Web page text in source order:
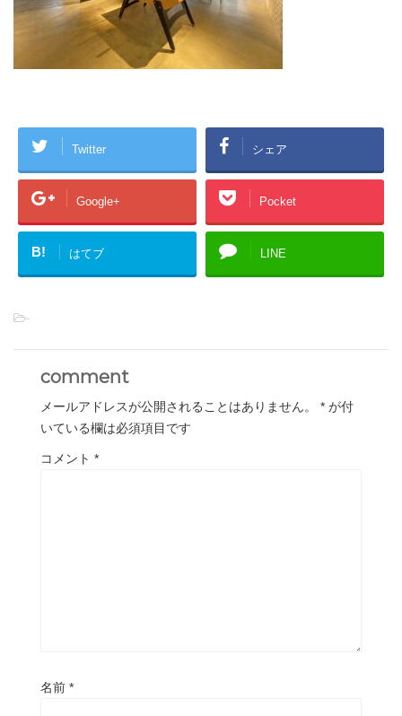
Twitter シェア
Google+ Pocket
B! はてブ LINE
-
comment
メールアドレスが公開されることはありません。 * が付
いている欄は必須項目です
コメント *
名前 *